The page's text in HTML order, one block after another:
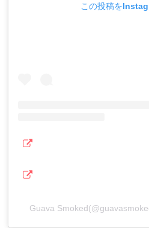
この投稿を
Guava